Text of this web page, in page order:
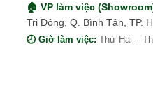
🏠 VP làm việc
Trị Đông, Q. Bình Tân, TP.
🕗 Giờ làm việc: Thứ Hai –